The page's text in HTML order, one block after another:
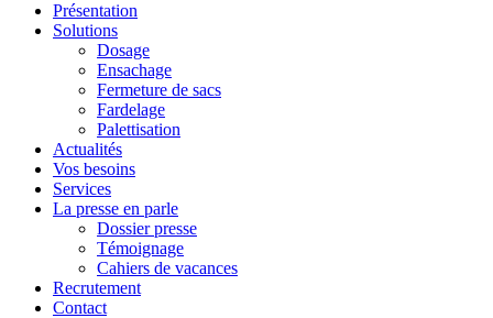
Présentation
Solutions
Dosage
Ensachage
Fermeture de sacs
Fardelage
Palettisation
Actualités
Vos besoins
Services
La presse en parle
Dossier presse
Témoignage
Cahiers de vacances
Recrutement
Contact